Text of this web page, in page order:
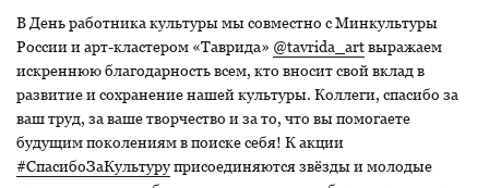
В День работника культуры мы совместно с Минкультуры
России и арт-кластером «Таврида» @tavrida_artвыражаем
искреннюю благодарность всем, кто вносит свой вклад в
развитие и сохранение нашей культуры. Коллеги, спасибо за
ваш труд, за ваше творчество и за то, что вы помогаете
будущим поколениям в поиске себя! К акции
#СпасибоЗаКультуруприсоединяются звёзды и молодые